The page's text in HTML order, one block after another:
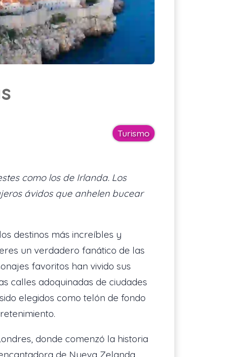
Cotizar asistencia
Turismo
como los de Irlanda. Los
ávidos que anhelen bucear
destinos más increíbles y
un verdadero fanático de las
favoritos han vivido sus
calles adoquinadas de ciudades
elegidos como telón de fondo
donde comenzó la historia